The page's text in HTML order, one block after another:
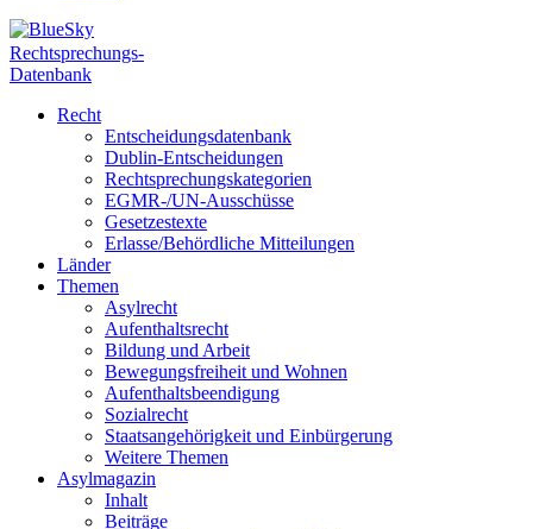
Rechtsprechungs-
Datenbank
Recht
Entscheidungsdatenbank
Dublin-Entscheidungen
Rechtsprechungskategorien
EGMR-/UN-Ausschüsse
Gesetzestexte
Erlasse/Behördliche Mitteilungen
Länder
Themen
Asylrecht
Aufenthaltsrecht
Bildung und Arbeit
Bewegungsfreiheit und Wohnen
Aufenthaltsbeendigung
Sozialrecht
Staatsangehörigkeit und Einbürgerung
Weitere Themen
Asylmagazin
Inhalt
Beiträge